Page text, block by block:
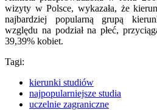
wizyty w Polsce, wykazała, że
najbardziej popularną grupą
względu na podział na płeć,
39,39% kobiet.
Tagi:
kierunki studiów
najpopularniejsze studia
uczelnie zagraniczne